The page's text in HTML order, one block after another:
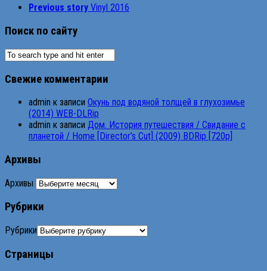
Previous story Vinyl 2016
Поиск по сайту
Свежие комментарии
admin к записи Окунь под водяной толщей в глухозимье
(2014) WEB-DLRip
admin к записи Дом. История путешествия / Свидание с
планетой / Home [Director’s Cut] (2009) BDRip [720p]
Архивы
Архивы
Рубрики
Рубрики
Страницы